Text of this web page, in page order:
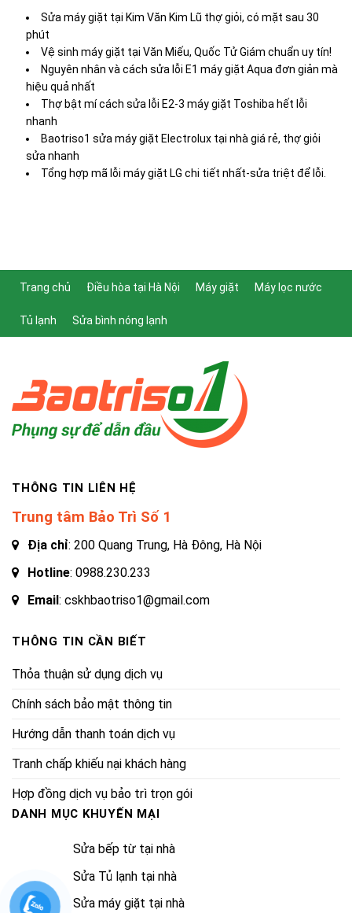
Sửa máy giặt tại Kim Văn Kim Lũ thợ giỏi, có mặt sau 30
phút
Vệ sinh máy giặt tại Văn Miếu, Quốc Tử Giám chuẩn uy tín!
Nguyên nhân và cách sửa lỗi E1 máy giặt Aqua đơn giản mà
hiệu quả nhất
Thợ bật mí cách sửa lỗi E2-3 máy giặt Toshiba hết lỗi
nhanh
Baotriso1 sửa máy giặt Electrolux tại nhà giá rẻ, thợ giỏi
sửa nhanh
Tổng hợp mã lỗi máy giặt LG chi tiết nhất-sửa triệt để lỗi.
Trang chủ Điều hòa tại Hà Nội Máy giặt Máy lọc nước
Tủ lạnh Sửa bình nóng lạnh
THÔNG TIN LIÊN HỆ
Trung tâm Bảo Trì Số 1
Địa chỉ: 200 Quang Trung, Hà Đông, Hà Nội
Hotline: 0988.230.233
Email: cskhbaotriso1@gmail.com
THÔNG TIN CẦN BIẾT
Thỏa thuận sử dụng dịch vụ
Chính sách bảo mật thông tin
Hướng dẫn thanh toán dịch vụ
Tranh chấp khiếu nại khách hàng
Hợp đồng dịch vụ bảo trì trọn gói
DANH MỤC KHUYẾN MẠI
Sửa bếp từ tại nhà
Sửa Tủ lạnh tại nhà
Sửa máy giặt tại nhà